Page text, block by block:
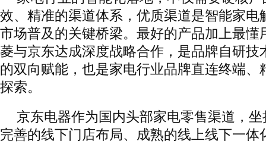
效、精准的渠道体系，优质渠道是智能家电
市场普及的关键桥梁。最好的产品加上最懂
菱与京东达成深度战略合作，是品牌自研技
的双向赋能，也是家电行业品牌直连终端、
探索。
京东电器作为国内头部家电零售渠道，
完善的线下门店布局、成熟的线上线下一体